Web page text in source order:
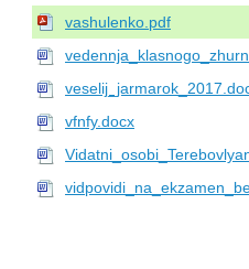
vashulenko.pdf
vfnfy.docx